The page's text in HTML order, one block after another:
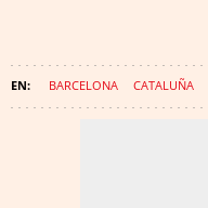
BARCELONA CATALUÑA